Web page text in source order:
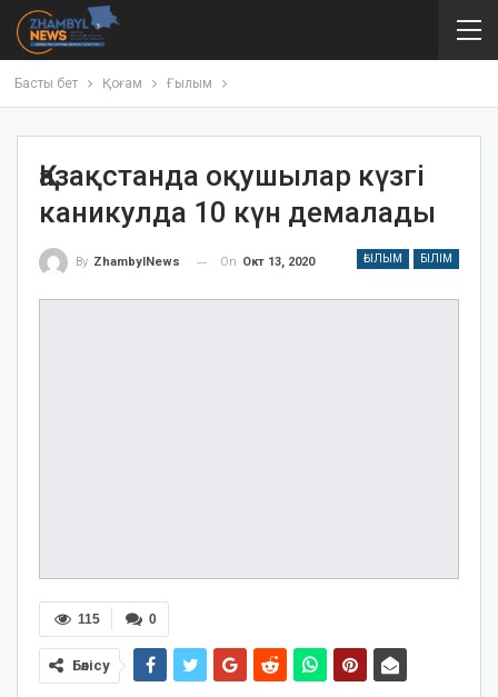
Басты бет Қоғам Ғылым
Қазақстанда оқушылар күзгі
каникулда 10 күн демалады
ҒЫЛЫМ БІЛІМ
By ZhambylNews On Окт 13, 2020
0
115
Бөлісу